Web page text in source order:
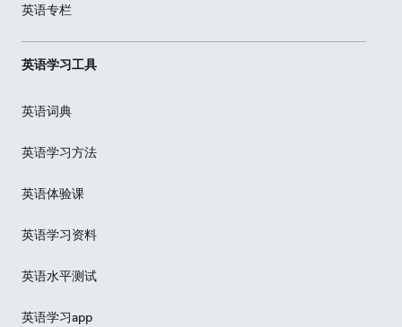
英语专栏
英语学习工具
英语词典
英语学习方法
英语体验课
英语学习资料
英语水平测试
英语学习app